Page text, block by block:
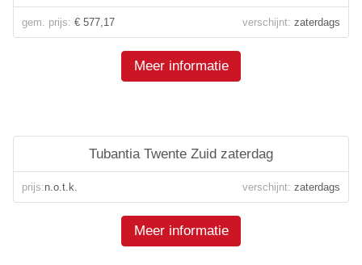
gem. prijs: € 577,17 verschijnt: zaterdags
Meer informatie
Tubantia Twente Zuid zaterdag
prijs:n.o.t.k. verschijnt: zaterdags
Meer informatie